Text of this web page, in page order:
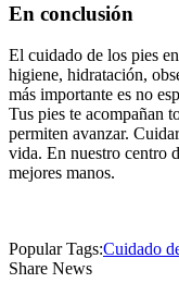
En conclusión
El cuidado de los pies
higiene, hidratación,
más importante es no
Tus pies te acompañan
permiten avanzar.
vida. En nuestro centro
mejores manos.
Popular Tags:Cuidado
Share News